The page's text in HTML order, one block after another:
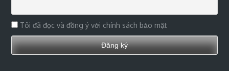
Tôi đã đọc và đồng ý với chính sách bảo mật